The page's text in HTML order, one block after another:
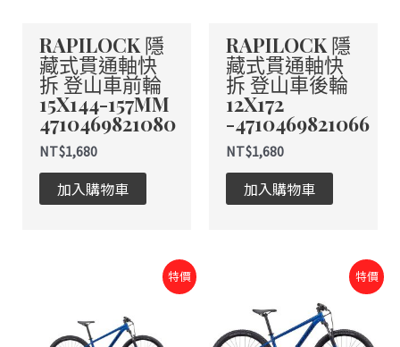
RAPILOCK 隱
藏式貫通軸快
拆 登山車前輪
15X144-157MM
4710469821080
NT$1,680
加入購物車
RAPILOCK 隱
藏式貫通軸快
拆 登山車後輪
12X172
-4710469821066
NT$1,680
加入購物車
特價
格：
NT$26,000。
目
前
NT$13,000。
特價
格：
NT$26,000。
目
前